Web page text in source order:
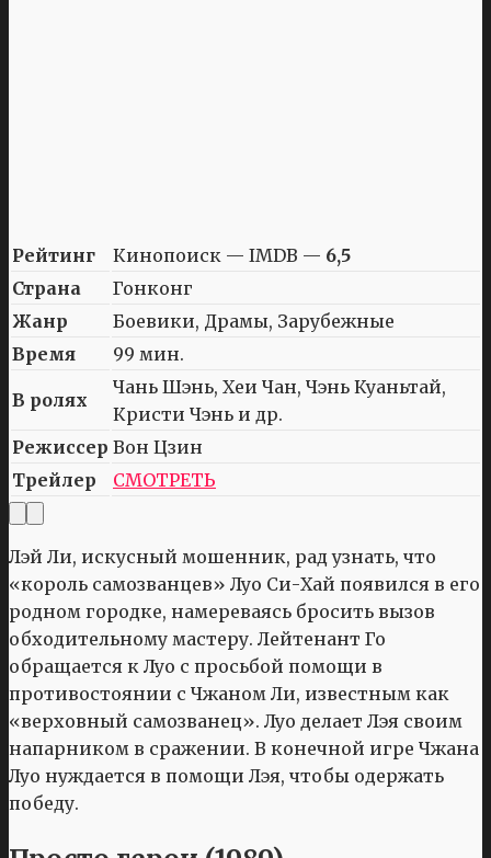
Рейтинг Кинопоиск — IMDB — 6,5
Страна
Гонконг
Жанр
Боевики, Драмы, Зарубежные
Время
99 мин.
В ролях
Чань Шэнь, Хеи Чан, Чэнь Куаньтай,
Кристи Чэнь и др.
Режиссер Вон Цзин
Трейлер
СМОТРЕТЬ
Лэй Ли, искусный мошенник, рад узнать, что
«король самозванцев» Луо Си-Хай появился в его
родном городке, намереваясь бросить вызов
обходительному мастеру. Лейтенант Го
обращается к Луо с просьбой помощи в
противостоянии с Чжаном Ли, известным как
«верховный самозванец». Луо делает Лэя своим
напарником в сражении. В конечной игре Чжана
Луо нуждается в помощи Лэя, чтобы одержать
победу.